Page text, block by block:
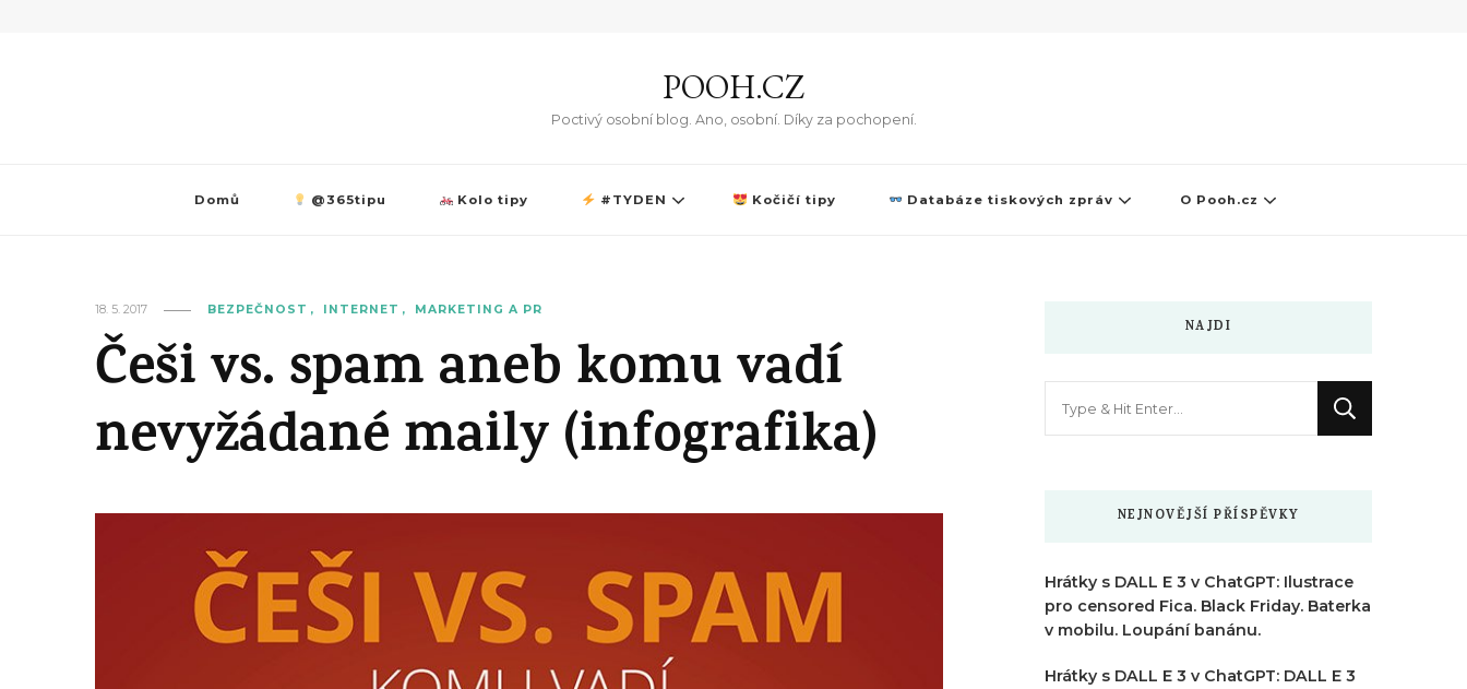
POOH.CZ
Poctivý osobní blog. Ano, osobní. Díky za pochopení.
Domů @365tipu Kolo tipy #TYDEN Kočičí tipy Databáze tiskových zpráv O Pooh.cz
18. 5. 2017 BEZPEČNOST INTERNET MARKETING A PR
Češi vs. spam aneb komu vadí
nevyžádané maily (infografika)
NAJDI
NEJNOVĚJŠÍ PŘÍSPĚVKY
Hrátky s DALL E 3 v ChatGPT: Ilustrace
pro censored Fica. Black Friday. Baterka
v mobilu. Loupání banánu.
Hrátky s DALL E 3 v ChatGPT: DALL E 3